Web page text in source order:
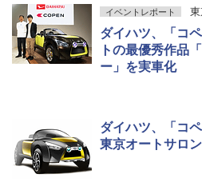
イベントレポート
ダイハツ、「コ
トの最優秀作品
ー」を実車化
ダイハツ、「コ
東京オートサロ